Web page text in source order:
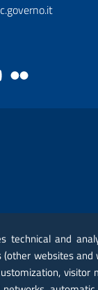
YouTube
technical and
websites and
visitor